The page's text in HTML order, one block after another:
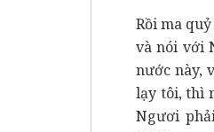
Rồi ma
và nói với
nước này,
lạy tôi, thì
Ngươi